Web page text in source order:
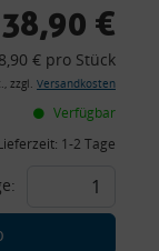
38,90 €
€ pro Stück
zzgl. Versandkosten
Verfügbar
1-2 Tage